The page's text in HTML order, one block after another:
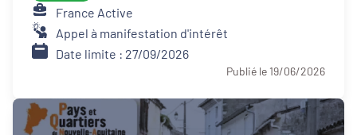
France Active
Appel à manifestation d'intérêt
Date limite : 27/09/2026
Publié le 19/06/2026